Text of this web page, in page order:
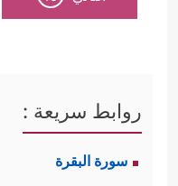
روابط سريعة :
سورة البقرة